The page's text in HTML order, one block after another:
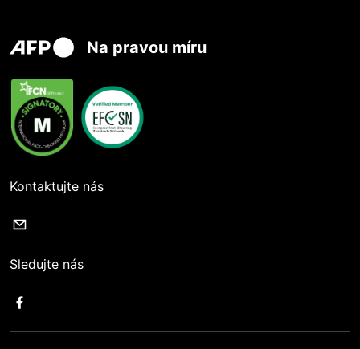
Na pravou míru
Kontaktujte nás
Sledujte nás